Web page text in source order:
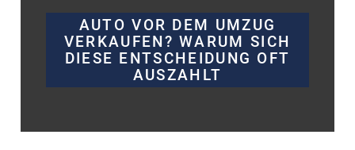
AUTO VOR DEM UMZUG
VERKAUFEN? WARUM SICH
DIESE ENTSCHEIDUNG OFT
AUSZAHLT